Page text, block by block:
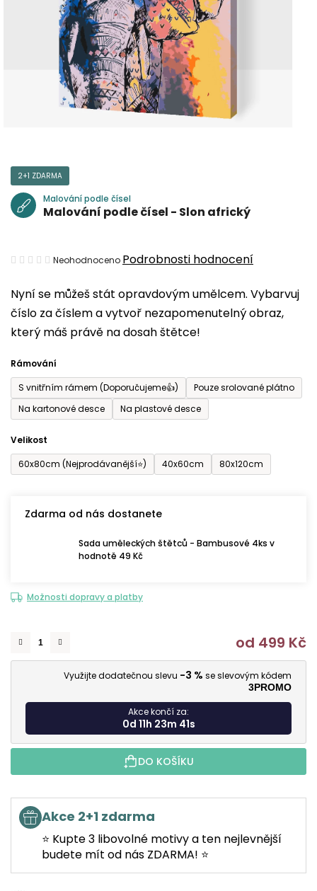
Nyní se můžeš stát opravdovým umělcem. Vybarvuj
číslo za číslem a vytvoř nezapomenutelný obraz,
který máš právě na dosah štětce!
Rámování
S vnitřním rámem (Doporučujeme👍)
Pouze srolované plátno
Na kartonové desce
Na plastové desce
Velikost
60x80cm (Nejprodávanější⭐)
40x60cm 80x120cm
Zdarma od nás dostanete
Sada uměleckých štětců - Bambusové 4ks v
hodnotě 49 Kč
Možnosti dopravy a platby
od 499 Kč
Využijte dodatečnou slevu -3 % se slevovým kódem
3PROMO
Akce končí za:
0d 11h 23m 40s
DO KOŠÍKU
Akce 2+1 zdarma
⭐ Kupte 3 libovolné motivy a ten nejlevnější
budete mít od nás ZDARMA! ⭐
2+1 ZDARMA
Malování podle čísel
Malování podle čísel - Slon africký
Průměrné
produktu
je
0,0
5
hvězdiček.
Neohodnoceno Podrobnosti hodnocení